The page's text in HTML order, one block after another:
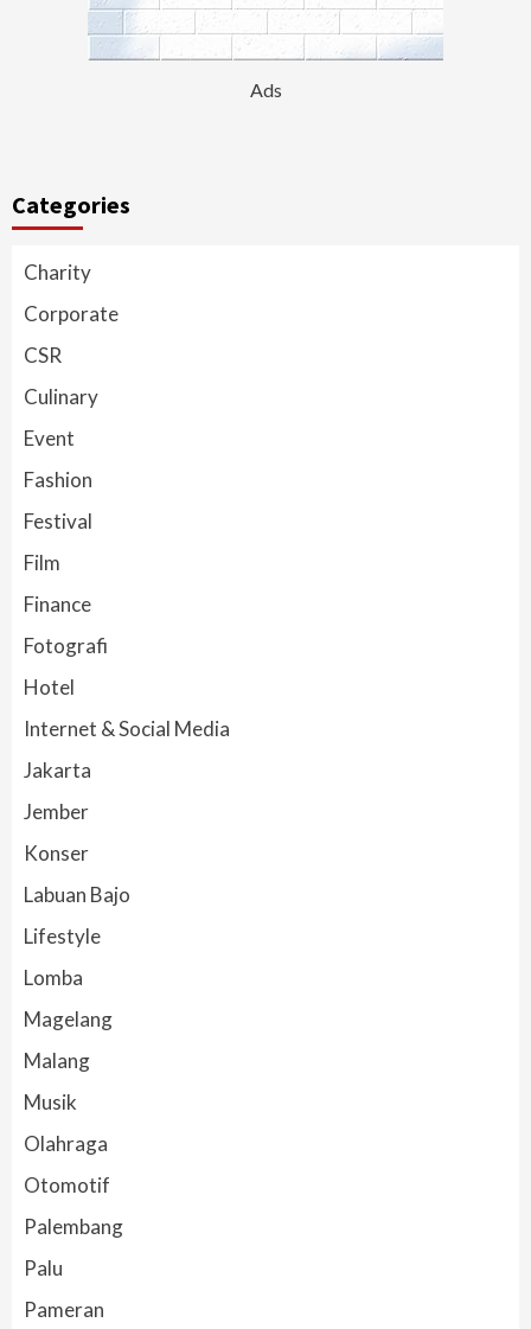
Ads
Categories
Charity
Corporate
CSR
Culinary
Event
Fashion
Festival
Film
Finance
Fotografi
Hotel
Internet & Social Media
Jakarta
Jember
Konser
Labuan Bajo
Lifestyle
Lomba
Magelang
Malang
Musik
Olahraga
Otomotif
Palembang
Palu
Pameran